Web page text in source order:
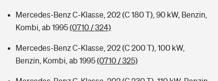
Mercedes-Benz C-Klasse, 202 (C 180 T), 90 kW, Benzin,
Kombi, ab 1995(0710 / 324)
Mercedes-Benz C-Klasse, 202 (C 200 T), 100 kW,
Benzin, Kombi, ab 1995(0710 / 325)